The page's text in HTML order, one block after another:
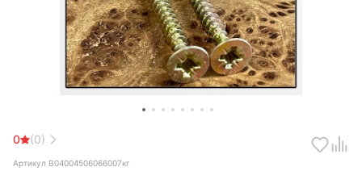
0 (0)
Артикул B04004506066007кг